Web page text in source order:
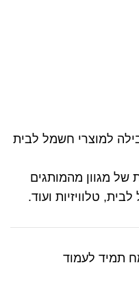
למוצרי חשמל לבית
של מגוון מהמותגים
טלוויזיות ועוד.
תמיד לעמוד